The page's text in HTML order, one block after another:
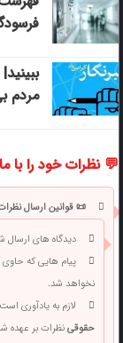
‌مردم
💬 نظرات خود را با
📜 قوانین ارسال نظرات
دیدگاه های
پیام هایی که حاوی
نخواهد شد.
لازم به یادآوری
حقوقینظرات بر عهده